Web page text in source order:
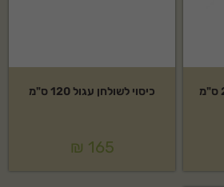
כיסוי לשולחן עגול 120 ס"מ
₪ 165